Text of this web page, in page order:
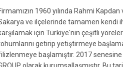
1960 yılında Rahmi
ve ilçelerinde tamamen kendi
için Türkiye'nin çeşitli
getirip yetiştirmeye
başlamıştır. 2017